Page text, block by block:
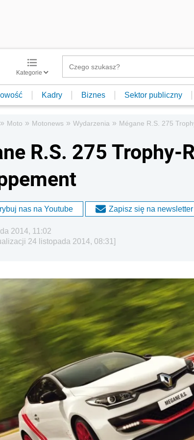
Kategorie
Kadry Biznes Sektor publiczny
» Moto » Motonews » Wydarzenia » Mégane R.S. 275
R.S. 275 Trophy-
nas na Youtube Zapisz się na newsletter
2014, 11:02
24 listopada 2014, 08:31]